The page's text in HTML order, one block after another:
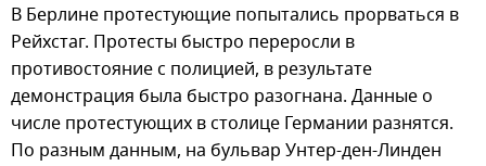
В Берлине протестующие попытались прорваться в
Рейхстаг. Протесты быстро переросли в
противостояние с полицией, в результате
демонстрация была быстро разогнана. Данные о
числе протестующих в столице Германии разнятся.
По разным данным, на бульвар Унтер-ден-Линден